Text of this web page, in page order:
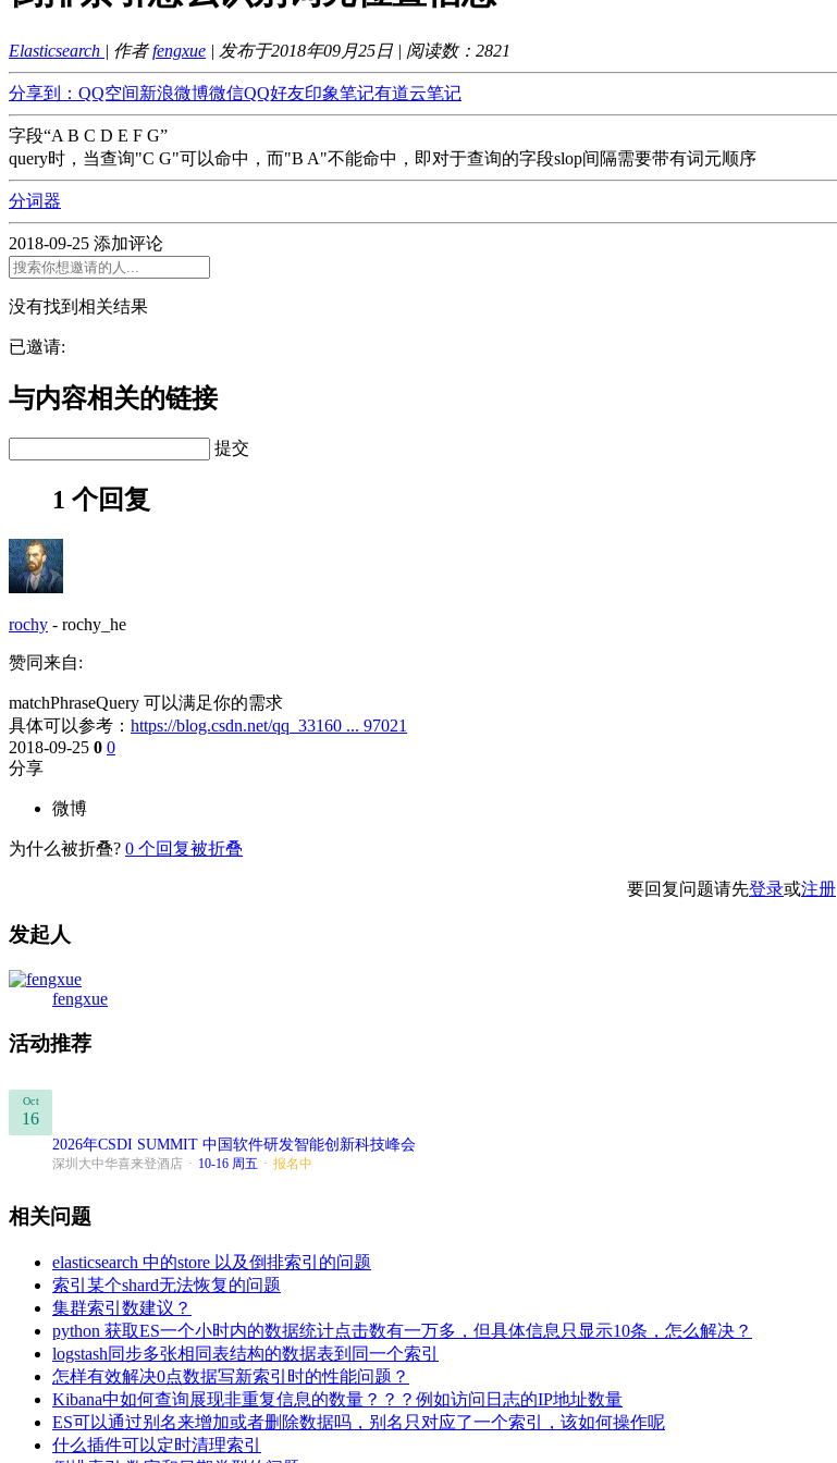
Elasticsearch | 作者fengxue | 发布于2018年09月25日 | 阅读数： 2821
分享到： QQ空间新浪微博微信QQ好友印象笔记有道云笔记
字段“A B C D E F G”
query时，当查询"C G"可以命中，而"B A"不能命中，即对于查询的字段slop间隔需要带有词元顺序
分词器
2018-09-25 添加评论
没有找到相关结果
已邀请:
与内容相关的链接
提交
1 个回复
rochy - rochy_he
赞同来自:
matchPhraseQuery 可以满足你的需求
具体可以参考： https://blog.csdn.net/qq_33160 ... 97021
2018-09-25 0 0
分享
微博
为什么被折叠? 0 个回复被折叠
要回复问题请先登录或注册
发起人
fengxue
活动推荐
Oct
16
2026年CSDI SUMMIT 中国软件研发智能创新科技峰会
深圳大中华喜来登酒店 · 10-16 周五 · 报名中
相关问题
elasticsearch 中的store 以及倒排索引的问题
索引某个shard无法恢复的问题
集群索引数建议？
python 获取ES一个小时内的数据统计点击数有一万多，但具体信息只显示10条，怎么解决？
logstash同步多张相同表结构的数据表到同一个索引
怎样有效解决0点数据写新索引时的性能问题？
Kibana中如何查询展现非重复信息的数量？？？例如访问日志的IP地址数量
ES可以通过别名来增加或者删除数据吗，别名只对应了一个索引，该如何操作呢
什么插件可以定时清理索引